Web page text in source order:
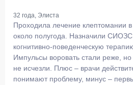
32 года, Элиста
Проходила лечение клептомании в
около полугода. Назначили
когнитивно-поведенческую
Импульсы воровать стали реже,
не исчезли. Плюс – врачи
понимают проблему, минус –